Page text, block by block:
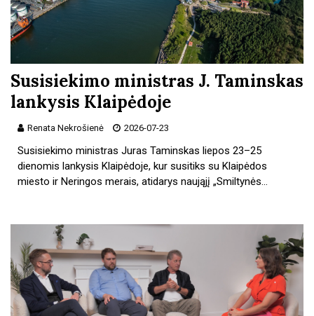
Susisiekimo ministras J. Taminskas
lankysis Klaipėdoje
Renata Nekrošienė 2026-07-23
Susisiekimo ministras Juras Taminskas liepos 23–25
dienomis lankysis Klaipėdoje, kur susitiks su Klaipėdos
miesto ir Neringos merais, atidarys naująjį „Smiltynės…